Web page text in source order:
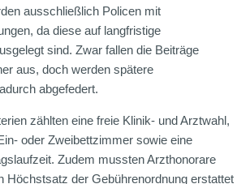
ausschließlich Policen mit
da diese auf langfristige
sind. Zwar fallen die Beiträge
aus, doch werden spätere
abgefedert.
zählten eine freie Klinik- und Arztwahl,
oder Zweibettzimmer sowie eine
Zudem mussten Arzthonorare
Höchstsatz der Gebührenordnung erstattet